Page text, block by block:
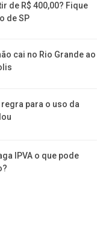
de R$ 400,00? Fique
de SP
cai no Rio Grande ao
para o uso da
IPVA o que pode